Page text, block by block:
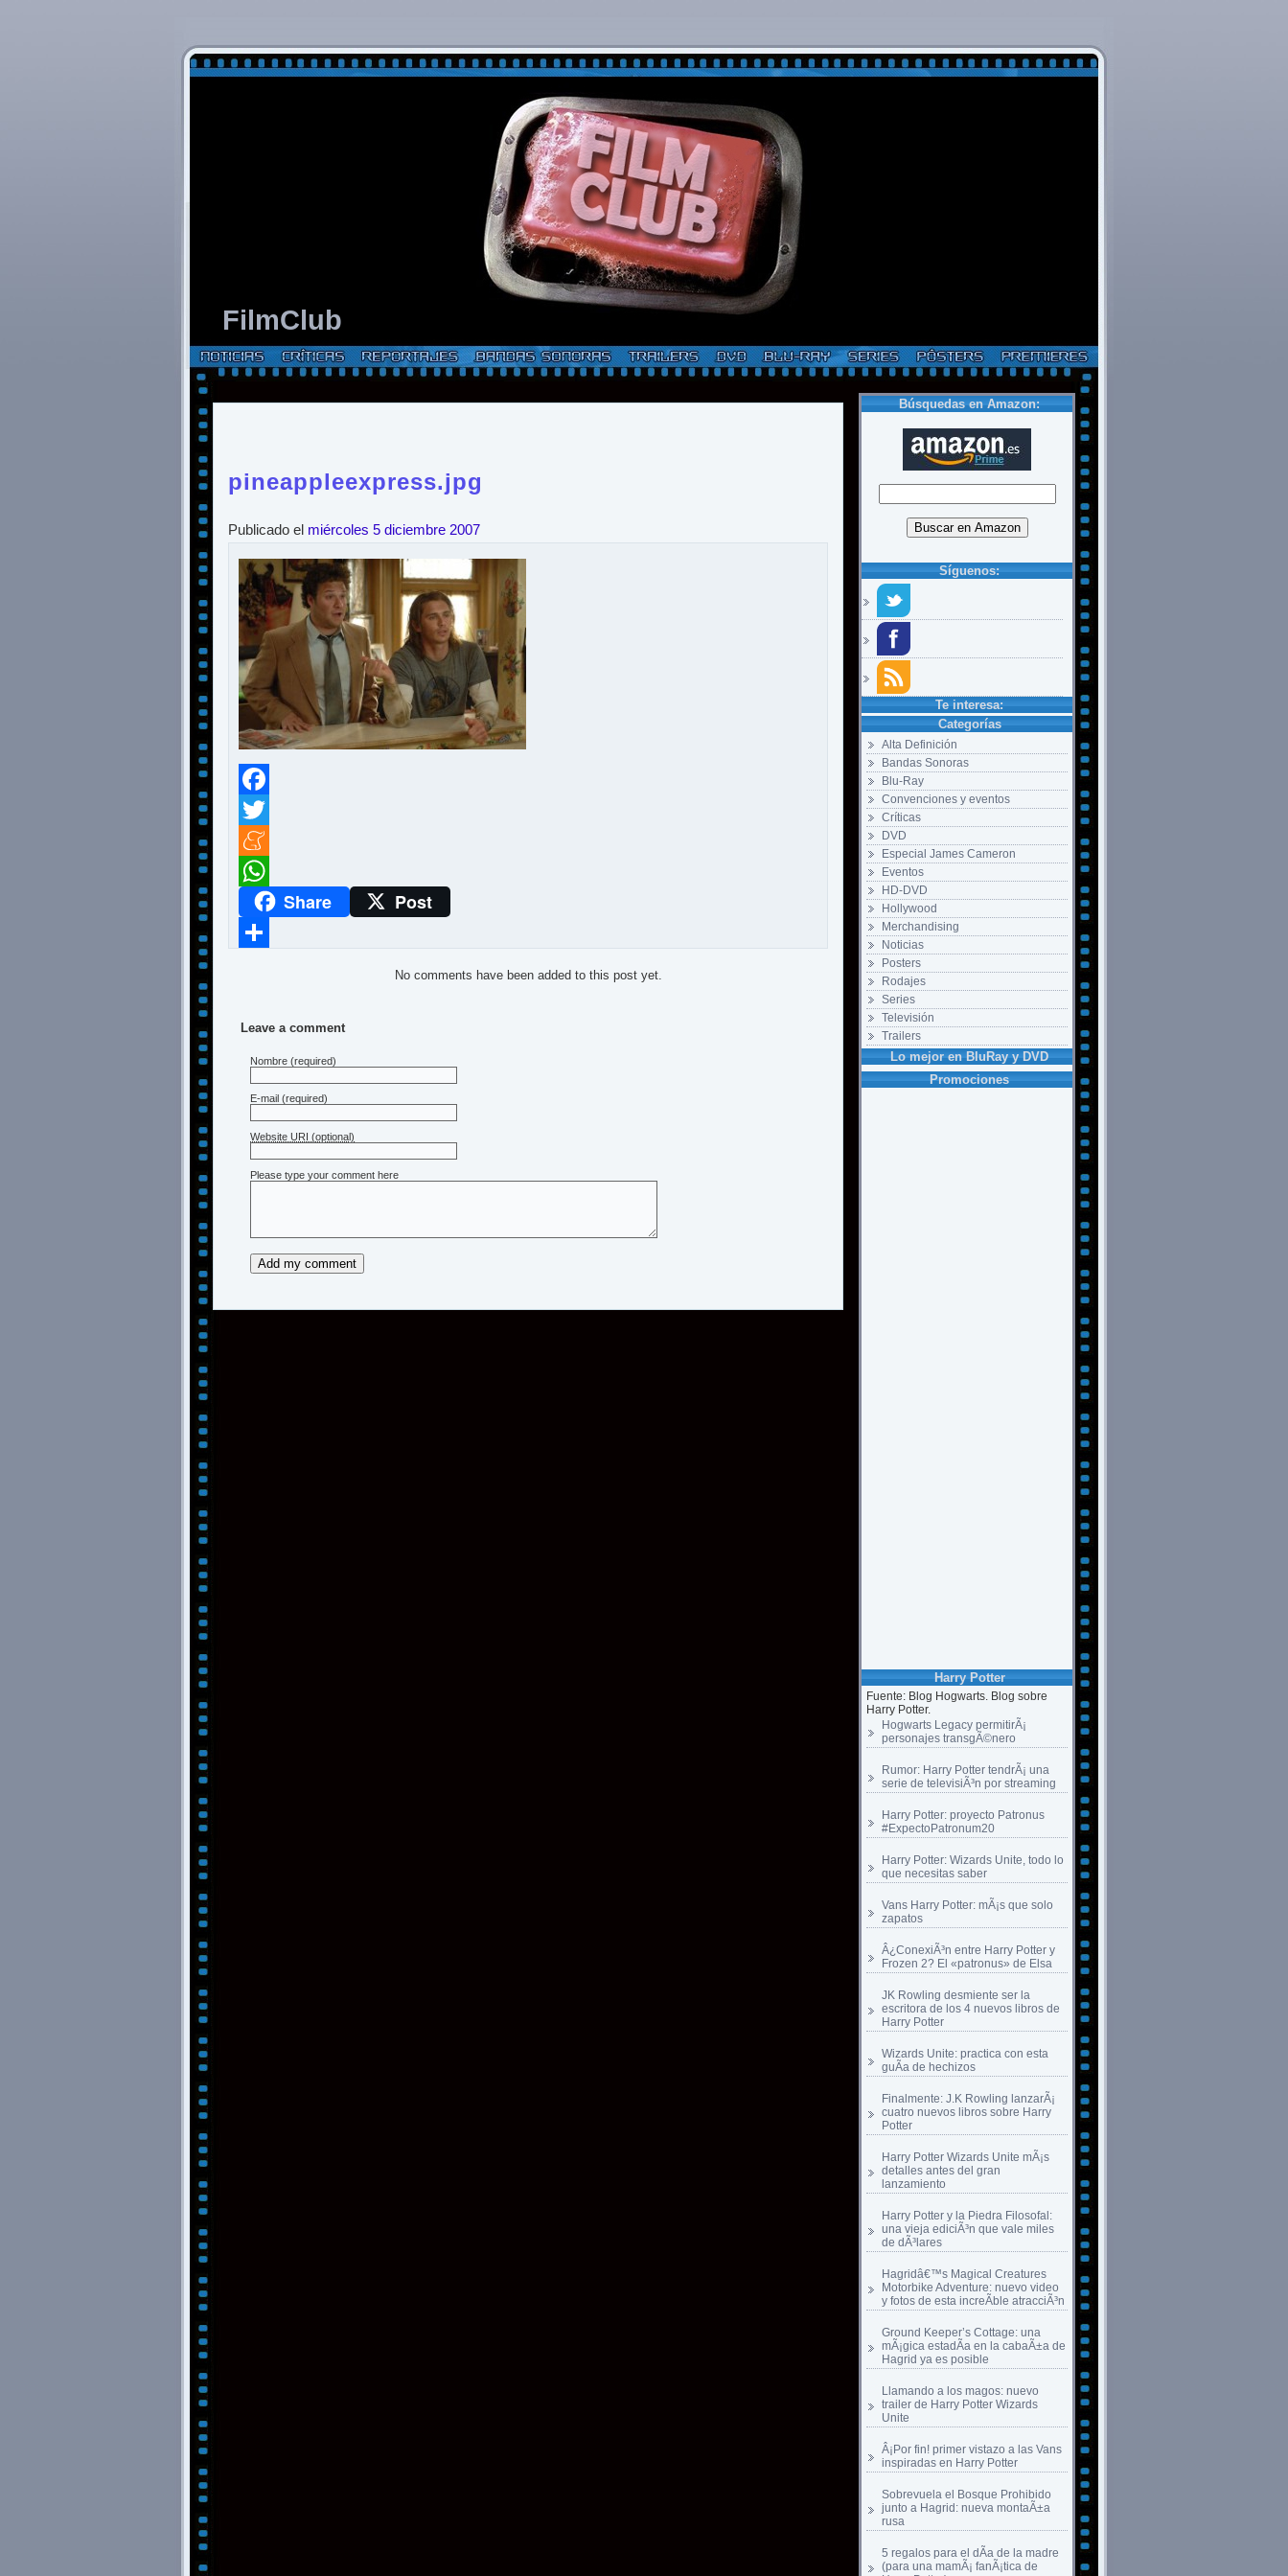
FilmClub
Búsquedas en Amazon:
Síguenos:
Te interesa:
Categorías
Alta Definición
Bandas Sonoras
Blu-Ray
Convenciones y eventos
Críticas
DVD
Especial James Cameron
Eventos
HD-DVD
Hollywood
Merchandising
Noticias
Posters
Rodajes
Series
Televisión
Trailers
Lo mejor en BluRay y DVD
Promociones
Harry Potter
Fuente: Blog Hogwarts. Blog sobre
Harry Potter.
Hogwarts Legacy permitirÃ¡
personajes transgÃ©nero
Rumor: Harry Potter tendrÃ¡ una
serie de televisiÃ³n por streaming
Harry Potter: proyecto Patronus
#ExpectoPatronum20
Harry Potter: Wizards Unite, todo lo
que necesitas saber
Vans Harry Potter: mÃ¡s que solo
zapatos
Â¿ConexiÃ³n entre Harry Potter y
Frozen 2? El «patronus» de Elsa
JK Rowling desmiente ser la
escritora de los 4 nuevos libros de
Harry Potter
Wizards Unite: practica con esta
guÃ­a de hechizos
Finalmente: J.K Rowling lanzarÃ¡
cuatro nuevos libros sobre Harry
Potter
Harry Potter Wizards Unite mÃ¡s
detalles antes del gran
lanzamiento
Harry Potter y la Piedra Filosofal:
una vieja ediciÃ³n que vale miles
de dÃ³lares
Hagridâ€™s Magical Creatures
Motorbike Adventure: nuevo video
y fotos de esta increÃ­ble atracciÃ³n
Ground Keeper’s Cottage: una
mÃ¡gica estadÃ­a en la cabaÃ±a de
Hagrid ya es posible
Llamando a los magos: nuevo
trailer de Harry Potter Wizards
Unite
Â¡Por fin! primer vistazo a las Vans
inspiradas en Harry Potter
Sobrevuela el Bosque Prohibido
junto a Hagrid: nueva montaÃ±a
rusa
5 regalos para el dÃ­a de la madre
(para una mamÃ¡ fanÃ¡tica de
pineappleexpress.jpg
Publicado el miércoles 5 diciembre 2007
Facebook
Twitter
Meneame
WhatsAppShare Post
No comments have been added to this post yet.
Leave a comment
Nombre (required)
E-mail (required)
Website URI (optional)
Please type your comment here